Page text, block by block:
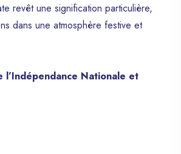
revêt une signification particulière,
dans une atmosphère festive et
l’Indépendance Nationale et